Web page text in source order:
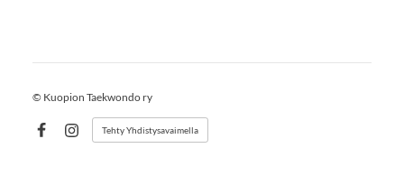
© Kuopion Taekwondo ry
Instagram
Tehty Yhdistysavaimella